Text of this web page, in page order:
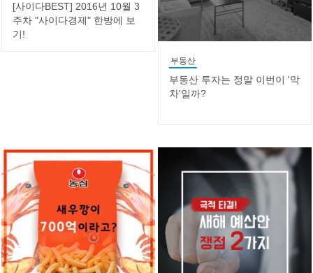
[사이다BEST] 2016년 10월 3
주차 "사이다경제" 한방에 보
기!
부동산
부동산 투자는 정말 이번이 '막
차'일까?